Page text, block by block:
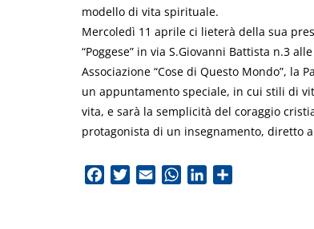
modello di vita spirituale.
Mercoledì 11 aprile ci lieterà della sua
“Poggese” in via S.Giovanni Battista n.3
Associazione “Cose di Questo Mondo”, la
un appuntamento speciale, in cui stili di
vita, e sarà la semplicità del coraggio
protagonista di un insegnamento, diretto
FacebookTwitterEmail WhatsApp
LinkedIn